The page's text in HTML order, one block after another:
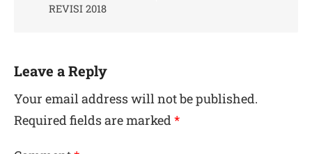
REVISI 2018
Leave a Reply
Your email address will not be published.
Required fields are marked*